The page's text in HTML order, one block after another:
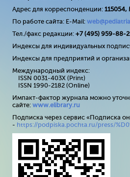
Адрес для корреспонденции:
По работе сайта: E-Mail:
Тел./факс редакции: +7 (495) 959-88-
Индексы для индивидуальных
Индексы для предприятий и
Международный индекс:
ISSN 0031-403X (Print)
ISSN 1990-2182 (Online)
Импакт-фактор журнала можно
сайте: www.elibrary.ru
Подписка через сервис «Подписка
- https://podpiska.pochta.ru/press/